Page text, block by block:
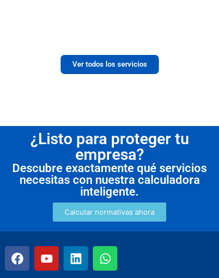
Ver todos los servicios
¿Listo para proteger tu
empresa?
Descubre exactamente qué servicios
necesitas con nuestra calculadora
inteligente.
Calcular normativas ahora